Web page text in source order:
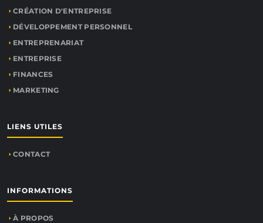
CRÉATION D'ENTREPRISE
DÉVELOPPEMENT PERSONNEL
ENTREPRENARIAT
ENTREPRISE
FINANCES
MARKETING
LIENS UTILES
CONTACT
INFORMATIONS
À PROPOS